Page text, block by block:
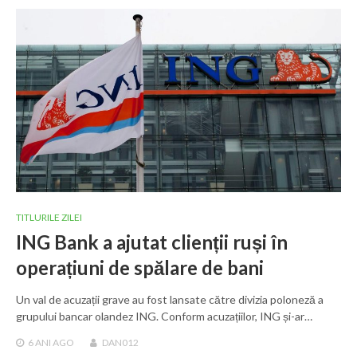
TITLURILE ZILEI
ING Bank a ajutat clienții ruși în
operațiuni de spălare de bani
Un val de acuzații grave au fost lansate către divizia poloneză a
grupului bancar olandez ING. Conform acuzațiilor, ING și-ar…
6 ANI AGO DAN012